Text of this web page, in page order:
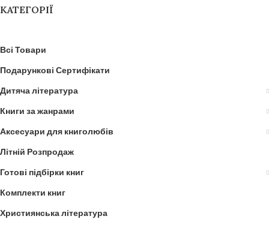
КАТЕГОРІЇ
Всі Товари
Подарункові Сертифікати
Дитяча література
Книги за жанрами
Аксесуари для книголюбів
Літній Розпродаж
Готові підбірки книг
Комплекти книг
Християнська література